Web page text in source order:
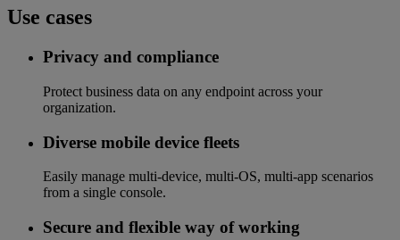
Use cases
Privacy and compliance
Protect business data on any endpoint across your
organization.
Diverse mobile device fleets
Easily manage multi-device, multi-OS, multi-app scenarios
from a single console.
Secure and flexible way of working